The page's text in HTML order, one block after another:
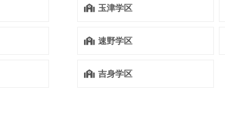
玉津学区
速野学区
吉身学区